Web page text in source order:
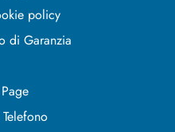
policy
di Garanzia